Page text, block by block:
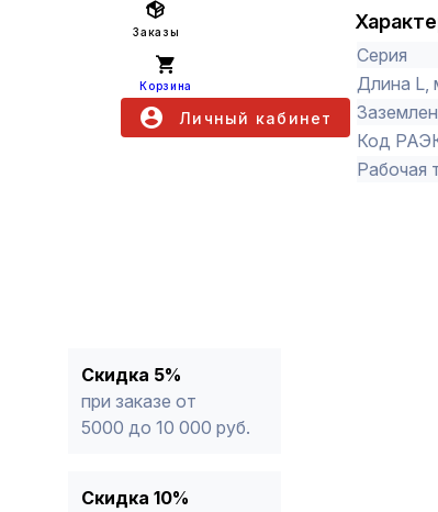
Заказы
Корзина
Личный кабинет
Серия
Длина L,
Код
Рабочая
Скидка 5%
при заказе от
5000 до 10 000 руб.
Скидка 10%